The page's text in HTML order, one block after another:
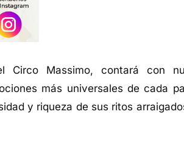
Circo Massimo, contará con
más universales de cada
y riqueza de sus ritos